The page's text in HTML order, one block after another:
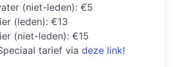
(niet-leden): €5
(leden): €13
(niet-leden): €15
tarief via deze link!